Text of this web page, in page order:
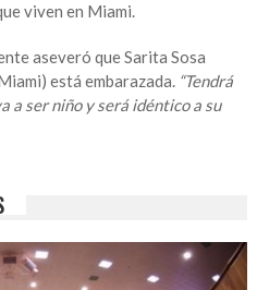
viven en Miami.
aseveró que Sarita Sosa
está embarazada. “Tendrá
a ser niño y será idéntico a su